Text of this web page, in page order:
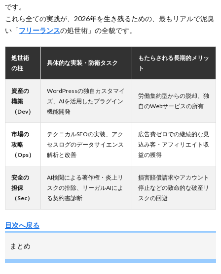
です。
これら全ての実践が、2026年を生き残るための、最もリアルで泥臭
い「フリーランスの処世術」の全貌です。
処世術
の柱
具体的な実装・防衛タスク
もたらされる長期的メリッ
ト
資産の
構築
（Dev）
WordPressの独自カスタマイ
ズ、AIを活用したプラグイン
機能開発
労働集約型からの脱却、独
自のWebサービスの所有
市場の
攻略
（Ops）
テクニカルSEOの実装、アク
セスログのデータサイエンス
解析と改善
広告費ゼロでの継続的な見
込み客・アフィリエイト収
益の獲得
安全の
担保
（Sec）
AI検閲による著作権・炎上リ
スクの排除、リーガルAIによ
る契約書診断
損害賠償請求やアカウント
停止などの致命的な破産リ
スクの回避
目次へ戻る
まとめ